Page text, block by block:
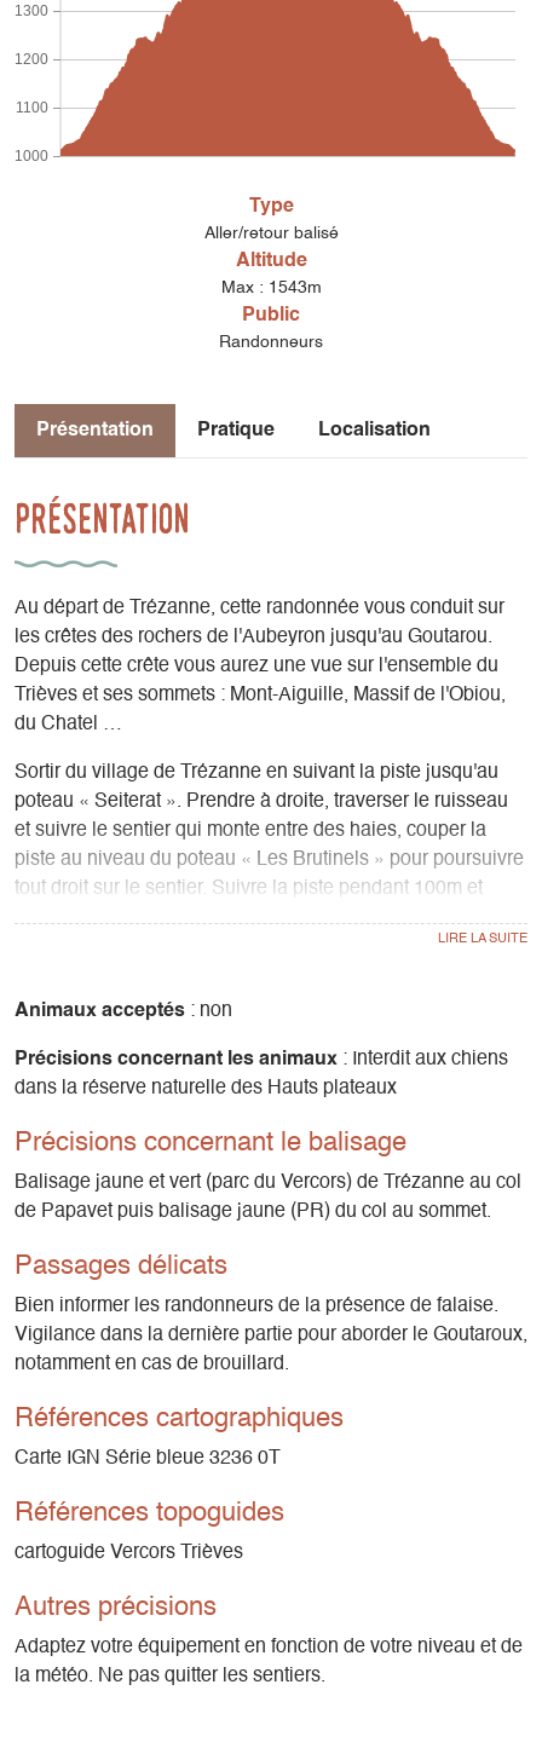
1000
1100
1200
1300
Type
Aller/retour balisé
Altitude
Max : 1543m
Public
Randonneurs
Présentation Pratique Localisation
Présentation
Au départ de Trézanne, cette randonnée vous conduit sur
les crêtes des rochers de l'Aubeyron jusqu'au Goutarou.
Depuis cette crête vous aurez une vue sur l'ensemble du
Trièves et ses sommets : Mont-Aiguille, Massif de l'Obiou,
du Chatel …
Sortir du village de Trézanne en suivant la piste jusqu'au
poteau « Seiterat ». Prendre à droite, traverser le ruisseau
et suivre le sentier qui monte entre des haies, couper la
piste au niveau du poteau « Les Brutinels » pour poursuivre
tout droit sur le sentier. Suivre la piste pendant 100m et
Papavet (1245m). Quitter la GTV pour prendre, a droite, le
rappel, il se redresse et se développe en larges lacets.
boisée qui se dénude peu à peu et mène au rocher de
l'Aubeyron (1553m). Continuer à suivre la crête (balisages
s'escalade facilement pour atteindre le Goutaroux (1543m).
Le retour s'effectue par le même itinéraire.
Animaux acceptés : non
Précisions concernant les animaux : Interdit aux chiens
dans la réserve naturelle des Hauts plateaux
Précisions concernant le balisage
Balisage jaune et vert (parc du Vercors) de Trézanne au col
de Papavet puis balisage jaune (PR) du col au sommet.
Passages délicats
Bien informer les randonneurs de la présence de falaise.
Vigilance dans la dernière partie pour aborder le Goutaroux,
notamment en cas de brouillard.
Références cartographiques
Carte IGN Série bleue 3236 0T
Références topoguides
cartoguide Vercors Trièves
Autres précisions
Adaptez votre équipement en fonction de votre niveau et de
la météo. Ne pas quitter les sentiers.